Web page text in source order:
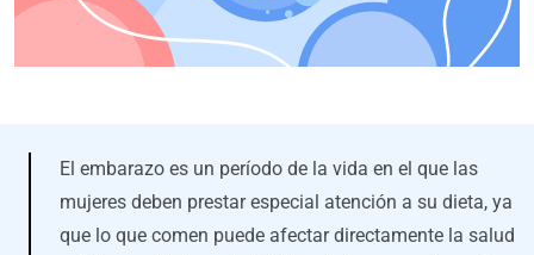
El embarazo es un período de la vida en el que las
mujeres deben prestar especial atención a su dieta, ya
que lo que comen puede afectar directamente la salud